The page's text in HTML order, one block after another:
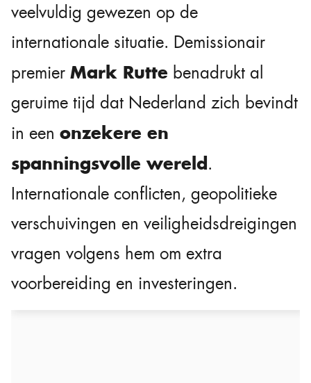
veelvuldig gewezen op de
internationale situatie. Demissionair
premier Mark Rutte benadrukt al
geruime tijd dat Nederland zich bevindt
in een onzekere en
spanningsvolle wereld.
Internationale conflicten, geopolitieke
verschuivingen en veiligheidsdreigingen
vragen volgens hem om extra
voorbereiding en investeringen.